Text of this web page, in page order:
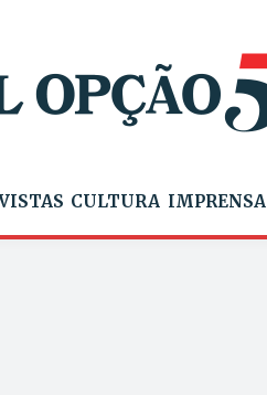
CULTURA IMPRENSA